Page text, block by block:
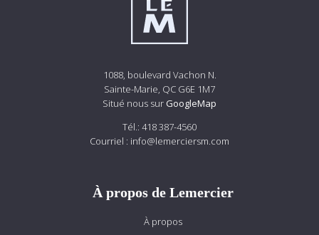
1088, boulevard Vachon N.
Sainte-Marie, QC G6E 1M7
Situé nous sur GoogleMap
Tél.: 418 387-4560
Courriel : info@lemerciersm.com
À propos de Lemercier
À propos